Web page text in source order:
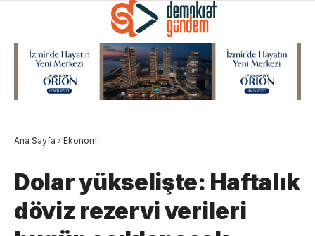
Ana Sayfa › Ekonomi
Dolar yükselişte: Haftalık
döviz rezervi verileri